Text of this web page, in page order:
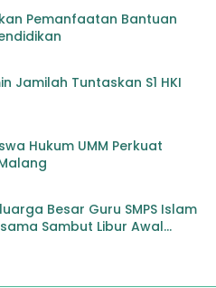
Pemanfaatan Bantuan
Jamilah Tuntaskan S1 HKI
Hukum UMM Perkuat
Besar Guru SMPS Islam
Sambut Libur Awal